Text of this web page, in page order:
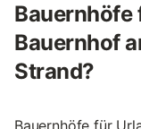
Bauernhöfe
Bauernhof
Strand?